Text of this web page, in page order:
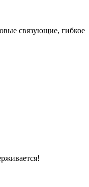
связующие, гибкое